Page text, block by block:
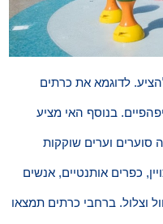
לדוגמא את כרתים
בנוסף האי מציע
סוערים וערים שוקקות
כפרים אותנטיים, אנשים
וצלול. ברחבי כרתים תמצאו